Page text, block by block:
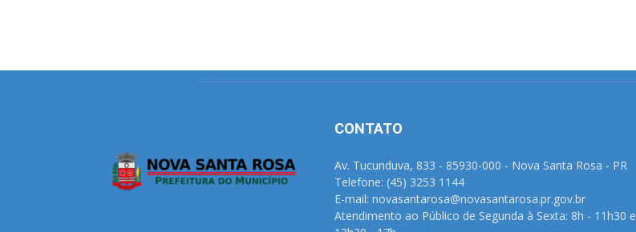
CONTATO
Av. Tucunduva, 833 - 85930-000 - Nova Santa Rosa - PR
Telefone: (45) 3253 1144
E-mail: novasantarosa@novasantarosa.pr.gov.br
Atendimento ao Público de Segunda à Sexta: 8h - 11h30 e